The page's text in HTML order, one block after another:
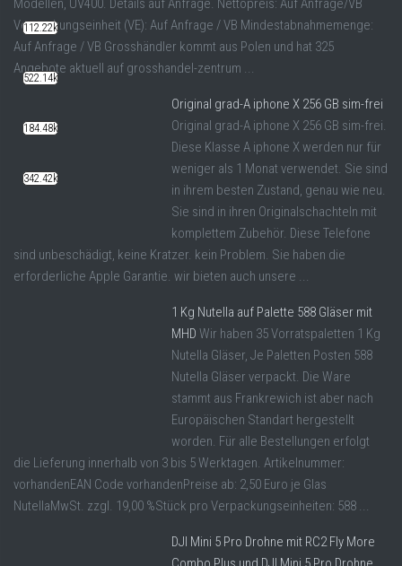
Modellen, UV400. Details auf Anfrage. Nettopreis: Auf Anfrage/VB
Verpackungseinheit (VE): Auf Anfrage / VB Mindestabnahmemenge:
Auf Anfrage / VB Grosshändler kommt aus Polen und hat 325
Angebote aktuell auf grosshandel-zentrum ...
Original grad-A iphone X 256 GB sim-frei
Original grad-A iphone X 256 GB sim-frei.
Diese Klasse A iphone X werden nur für
weniger als 1 Monat verwendet. Sie sind
in ihrem besten Zustand, genau wie neu.
Sie sind in ihren Originalschachteln mit
komplettem Zubehör. Diese Telefone
sind unbeschädigt, keine Kratzer. kein Problem. Sie haben die
erforderliche Apple Garantie. wir bieten auch unsere ...
1 Kg Nutella auf Palette 588 Gläser mit
MHD Wir haben 35 Vorratspaletten 1 Kg
Nutella Gläser, Je Paletten Posten 588
Nutella Gläser verpackt. Die Ware
stammt aus Frankrewich ist aber nach
Europäischen Standart hergestellt
worden. Für alle Bestellungen erfolgt
die Lieferung innerhalb von 3 bis 5 Werktagen. Artikelnummer:
vorhandenEAN Code vorhandenPreise ab: 2,50 Euro je Glas
NutellaMwSt. zzgl. 19,00 %Stück pro Verpackungseinheiten: 588 ...
DJI Mini 5 Pro Drohne mit RC2 Fly More
112.22k
522.14k
184.48k
342.42k